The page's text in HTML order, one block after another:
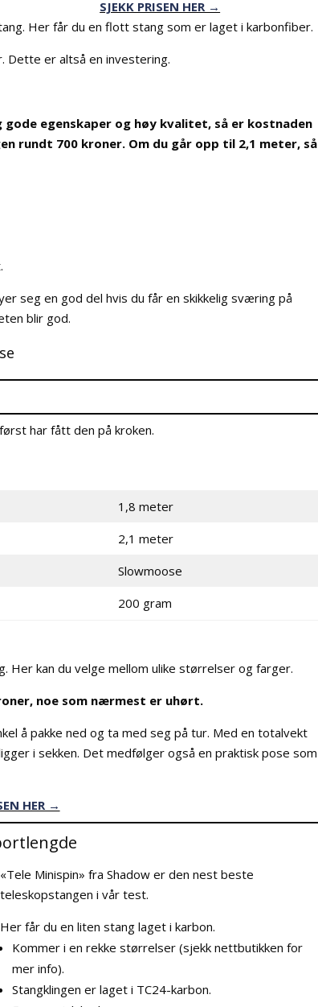
SJEKK PRISEN HER →
Her får du en flott stang som er laget i karbonfiber.
Dette er altså en investering.
egenskaper og høy kvalitet, så er kostnaden
rundt 700 kroner. Om du går opp til 2,1 meter, så
seg en god del hvis du får en skikkelig sværing på
blir god.
har fått den på kroken.
1,8 meter
2,1 meter
Slowmoose
200 gram
kan du velge mellom ulike størrelser og farger.
noe som nærmest er uhørt.
å pakke ned og ta med seg på tur. Med en totalvekt
i sekken. Det medfølger også en praktisk pose som
HER →
«Tele Minispin» fra Shadow er den nest beste
teleskopstangen i vår test.
Her får du en liten stang laget i karbon.
Kommer i en rekke størrelser (sjekk nettbutikken for
mer info).
Stangklingen er laget i TC24-karbon.